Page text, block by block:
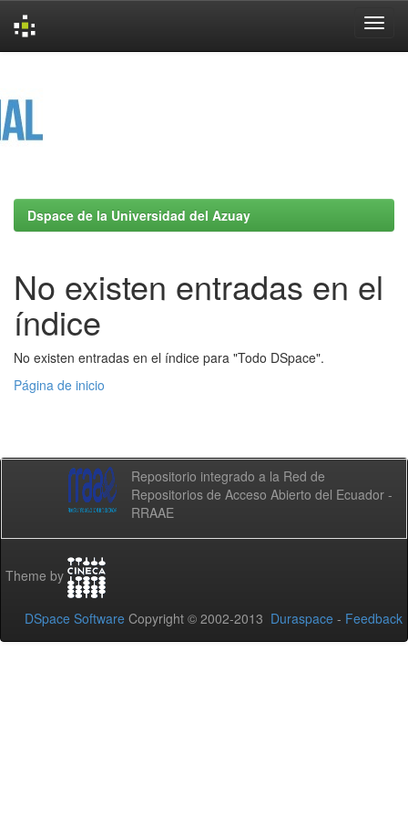
Dspace de la Universidad del Azuay
No existen entradas en el
índice
No existen entradas en el índice para "Todo DSpace".
Página de inicio
Repositorio integrado a la Red de
Repositorios de Acceso Abierto del Ecuador -
RRAAE
Theme by
DSpace Software Copyright © 2002-2013 Duraspace - Feedback